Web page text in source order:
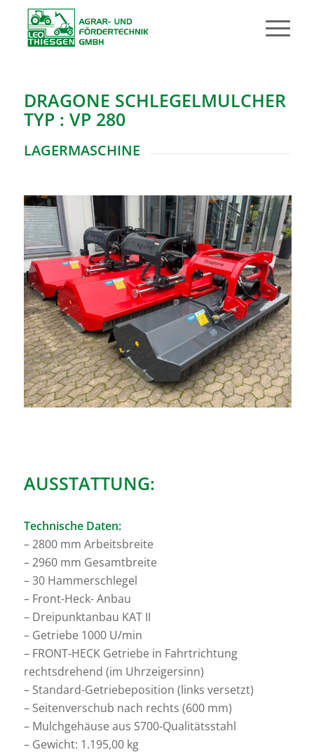
DRAGONE SCHLEGELMULCHER
TYP : VP 280
LAGERMASCHINE
AUSSTATTUNG:
Technische Daten:
– 2800 mm Arbeitsbreite
– 2960 mm Gesamtbreite
– 30 Hammerschlegel
– Front-Heck- Anbau
– Dreipunktanbau KAT II
– Getriebe 1000 U/min
– FRONT-HECK Getriebe in Fahrtrichtung
rechtsdrehend (im Uhrzeigersinn)
– Standard-Getriebeposition (links versetzt)
– Seitenverschub nach rechts (600 mm)
– Mulchgehäuse aus S700-Qualitätsstahl
– Gewicht: 1.195,00 kg